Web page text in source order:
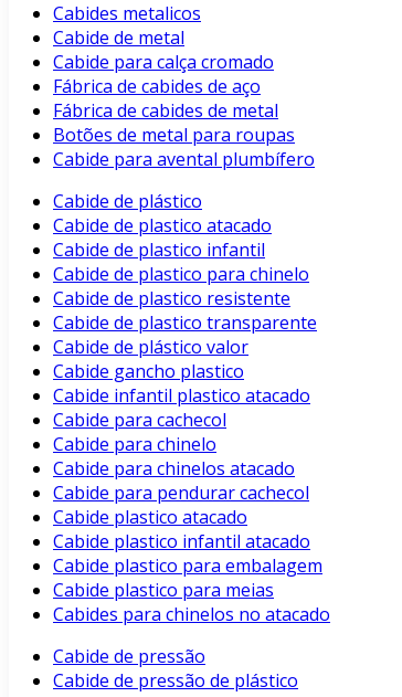
Cabides metalicos
Cabide de metal
Cabide para calça cromado
Fábrica de cabides de aço
Fábrica de cabides de metal
Botões de metal para roupas
Cabide para avental plumbífero
Cabide de plástico
Cabide de plastico atacado
Cabide de plastico infantil
Cabide de plastico para chinelo
Cabide de plastico resistente
Cabide de plastico transparente
Cabide de plástico valor
Cabide gancho plastico
Cabide infantil plastico atacado
Cabide para cachecol
Cabide para chinelo
Cabide para chinelos atacado
Cabide para pendurar cachecol
Cabide plastico atacado
Cabide plastico infantil atacado
Cabide plastico para embalagem
Cabide plastico para meias
Cabides para chinelos no atacado
Cabide de pressão
Cabide de pressão de plástico